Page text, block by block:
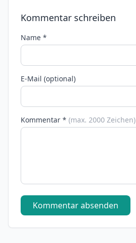
Kommentar schreiben
Name *
E-Mail (optional)
Kommentar * (max. 2000 Zeichen)
Kommentar absenden